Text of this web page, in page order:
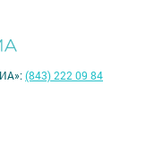
(843) 222 09 84